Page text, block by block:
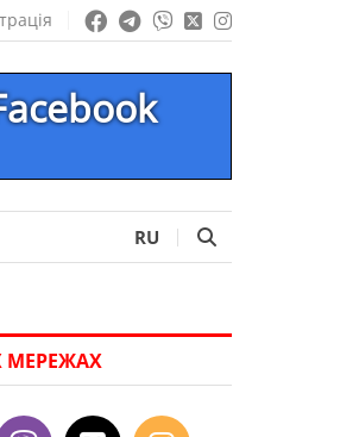
RU
МЕРЕЖАХ